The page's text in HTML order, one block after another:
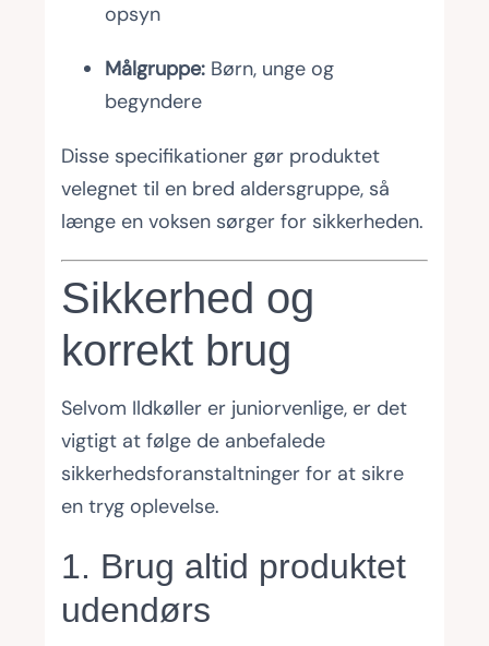
opsyn
Målgruppe:Børn, unge og
begyndere
Disse specifikationer gør produktet
velegnet til en bred aldersgruppe, så
længe en voksen sørger for sikkerheden.
Sikkerhed og
korrekt brug
Selvom Ildkøller er juniorvenlige, er det
vigtigt at følge de anbefalede
sikkerhedsforanstaltninger for at sikre
en tryg oplevelse.
1. Brug altid produktet
udendørs